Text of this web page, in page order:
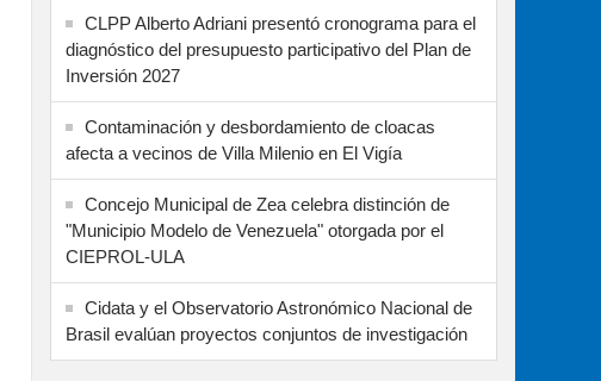
CLPP Alberto Adriani presentó cronograma para el
diagnóstico del presupuesto participativo del Plan de
Inversión 2027
Contaminación y desbordamiento de cloacas
afecta a vecinos de Villa Milenio en El Vigía
Concejo Municipal de Zea celebra distinción de
"Municipio Modelo de Venezuela" otorgada por el
CIEPROL-ULA
Cidata y el Observatorio Astronómico Nacional de
Brasil evalúan proyectos conjuntos de investigación